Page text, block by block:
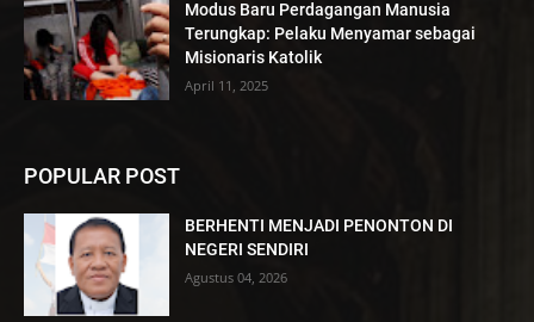
Modus Baru Perdagangan Manusia
Terungkap: Pelaku Menyamar sebagai
Misionaris Katolik
April 11, 2025
POPULAR POST
BERHENTI MENJADI PENONTON DI
NEGERI SENDIRI
Agustus 04, 2026